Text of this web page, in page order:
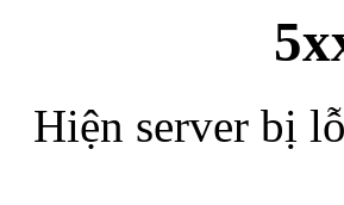
Hiện server bị